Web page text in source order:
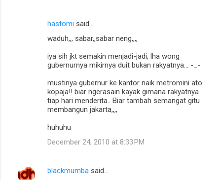
hastomi said…
waduh,,, sabar,,sabar neng,,,,
iya sih jkt semakin menjadi-jadi, lha wong
gubernurnya mikirnya duit bukan rakyatnya... -_-
mustinya gubernur ke kantor naik metromini ato
kopaja!! biar ngerasain kayak gimana rakyatnya
tiap hari menderita.. Biar tambah semangat gitu
membangun jakarta,,,,
huhuhu
December 24, 2010 at 8:33 PM
blackmumba said…